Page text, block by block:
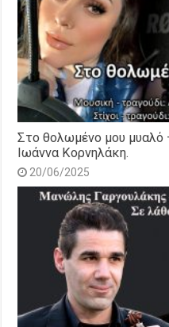
Στο θολωμένο μου
Ιωάννα Κορνηλάκη.
20/06/2025